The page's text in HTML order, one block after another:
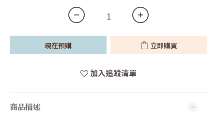
現在預購 立即購買
加入追蹤清單
商品描述